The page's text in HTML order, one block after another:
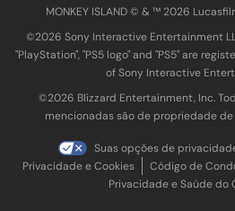
MONKEY ISLAND © & ™ 20‍26
©2026 Sony Interactive Entertainment
"PlayStation", "PS5 logo" and "PS5" are
of Sony Interactive
©2026 Blizzard Entertainment, Inc.
mencionadas são de propriedade
Suas opções de
Privacidade e Cookies
Código de
Privacidade e Saúde do